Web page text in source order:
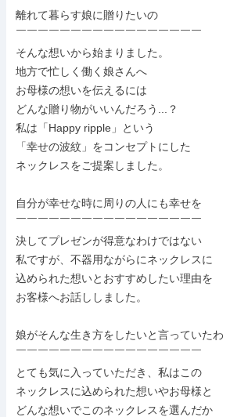
離れて暮らす娘に贈りたいの
￣￣￣￣￣￣￣￣￣￣￣￣￣￣￣￣￣
そんな想いから始まりました。
地方で忙しく働く娘さんへ
お母様の想いを伝えるには
どんな贈り物がいいんだろう...？
私は「Happy ripple」という
「幸せの波紋」をコンセプトにした
ネックレスをご提案しました。
自分が幸せな時に周りの人にも幸せを
￣￣￣￣￣￣￣￣￣￣￣￣￣￣￣￣￣
決してプレゼンが得意なわけではない
私ですが、不器用ながらにネックレスに
込められた想いとおすすめしたい理由を
お客様へお話ししました。
娘がそんな生き方をしたいと言っていたわ
￣￣￣￣￣￣￣￣￣￣￣￣￣￣￣￣￣
とても気に入っていただき、私はこの
ネックレスに込められた想いやお母様と
どんな想いでこのネックレスを選んだか